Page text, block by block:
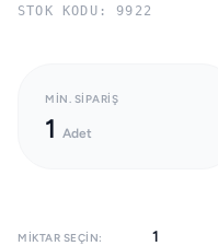
STOK KODU: 9922
MIN. SIPARIŞ
1 Adet
MIKTAR SEÇIN: